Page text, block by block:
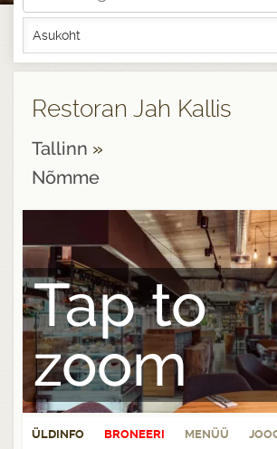
Asukoht
Restoran Jah Kallis
Tallinn »
Nõmme
Tap to
zoom
ÜLDINFO BRONEERI MENÜÜ